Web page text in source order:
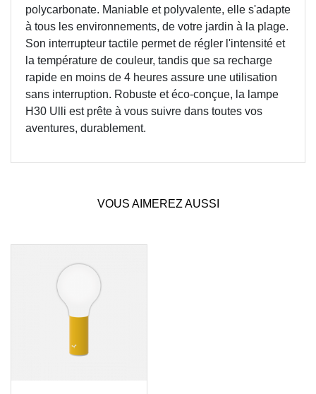
polycarbonate. Maniable et polyvalente, elle s'adapte
à tous les environnements, de votre jardin à la plage.
Son interrupteur tactile permet de régler l'intensité et
la température de couleur, tandis que sa recharge
rapide en moins de 4 heures assure une utilisation
sans interruption. Robuste et éco-conçue, la lampe
H30 Ulli est prête à vous suivre dans toutes vos
aventures, durablement.
VOUS AIMEREZ AUSSI